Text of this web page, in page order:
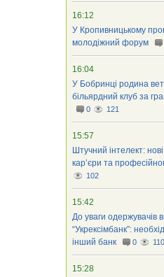
16:12
У Кропивницькому
молодіжний форум
16:04
У Бобринці родина
більярдний клуб за
0 121
15:57
Штучний інтелект:
кар’єри та
102
15:42
До уваги одержувачів
“Укрексімбанк”:
інший банк
0 110
15:28